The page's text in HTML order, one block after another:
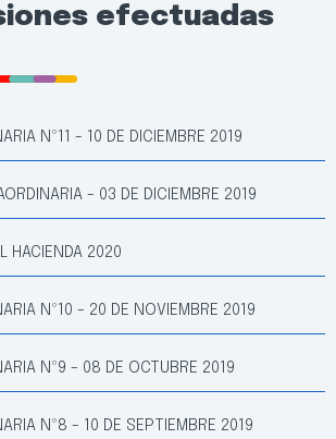
efectuadas
Nº11 - 10 DE DICIEMBRE 2019
- 03 DE DICIEMBRE 2019
HACIENDA 2020
Nº10 - 20 DE NOVIEMBRE 2019
Nº9 - 08 DE OCTUBRE 2019
Nº8 - 10 DE SEPTIEMBRE 2019